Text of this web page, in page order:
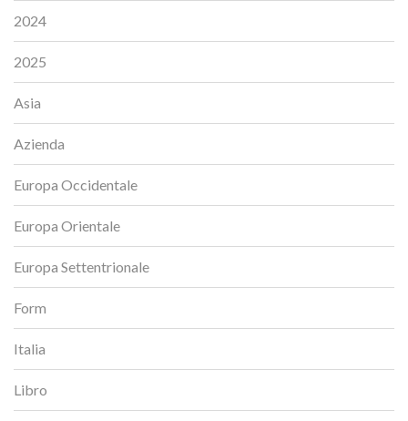
2024
2025
Asia
Azienda
Europa Occidentale
Europa Orientale
Europa Settentrionale
Form
Italia
Libro